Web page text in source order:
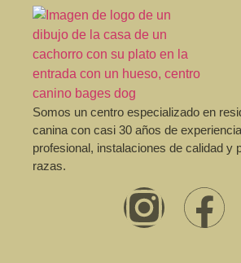
Somos un centro especializado en
canina con casi 30 años de
profesional, instalaciones de calidad y
razas.